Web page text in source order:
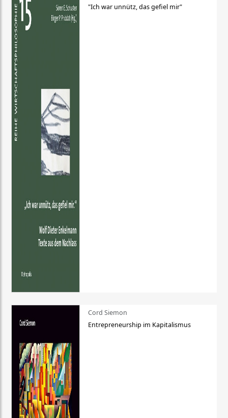
"Ich war unnütz, das gefiel mir"
Cord Siemon
Entrepreneurship im Kapitalismus